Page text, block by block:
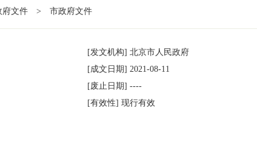
府文件 > 市政府文件
[发文机构] 北京市人民政府
[成文日期] 2021-08-11
[废止日期] ----
[有效性] 现行有效